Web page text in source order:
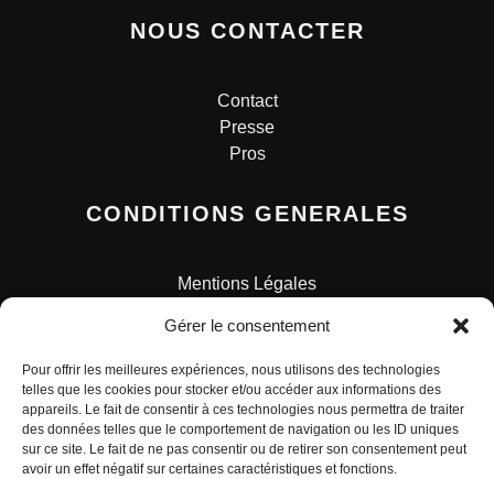
Gérer le consentement
Pour offrir les meilleures expériences, nous utilisons des technologies
telles que les cookies pour stocker et/ou accéder aux informations des
appareils. Le fait de consentir à ces technologies nous permettra de traiter
des données telles que le comportement de navigation ou les ID uniques
sur ce site. Le fait de ne pas consentir ou de retirer son consentement peut
avoir un effet négatif sur certaines caractéristiques et fonctions.
NOUS CONTACTER
Contact
Presse
Pros
CONDITIONS GENERALES
Mentions Légales
Charte pour la protection des données personnelles